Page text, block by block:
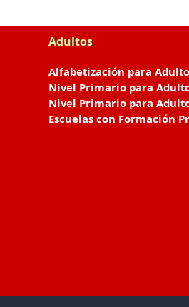
Adultos
Alfabetización para
Nivel Primario para
Nivel Primario para
Escuelas con Formación